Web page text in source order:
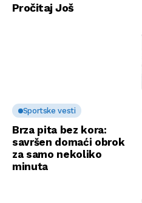
Pročitaj Još
Sportske vesti
Brza pita bez kora:
savršen domaći obrok
za samo nekoliko
minuta